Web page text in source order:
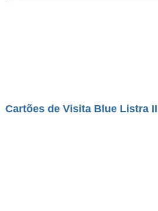
Cartões de Visita Blue Listra II